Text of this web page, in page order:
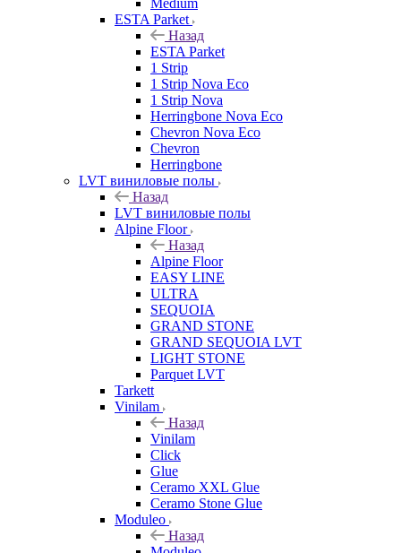
Medium
ESTA Parket
Назад
ESTA Parket
1 Strip
1 Strip Nova Eco
1 Strip Nova
Herringbone Nova Eco
Chevron Nova Eco
Chevron
Herringbone
LVT виниловые полы
Назад
LVT виниловые полы
Alpine Floor
Назад
Alpine Floor
EASY LINE
ULTRA
SEQUOIA
GRAND STONE
GRAND SEQUOIA LVT
LIGHT STONE
Parquet LVT
Tarkett
Vinilam
Назад
Vinilam
Click
Glue
Ceramo XXL Glue
Ceramo Stone Glue
Moduleo
Назад